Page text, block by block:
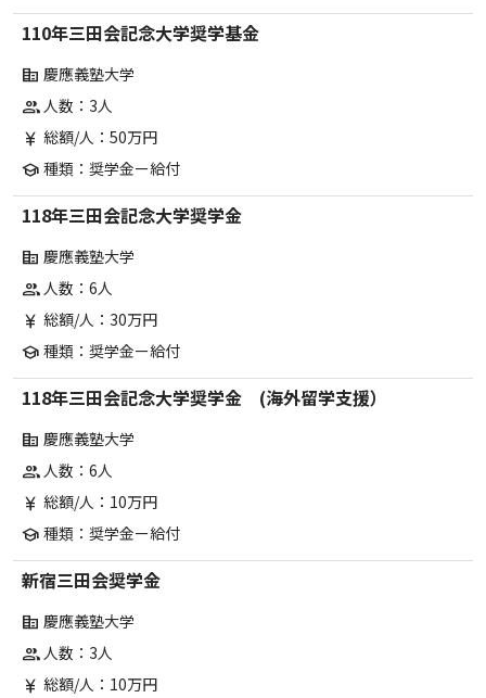
110年三田会記念大学奨学基金
corporate_fare 慶應義塾大学
group 人数：3人
currency_yen 総額/人：50万円
school 種類：奨学金ー給付
118年三田会記念大学奨学金
corporate_fare 慶應義塾大学
group 人数：6人
currency_yen 総額/人：30万円
school 種類：奨学金ー給付
118年三田会記念大学奨学金 (海外留学支援）
corporate_fare 慶應義塾大学
group 人数：6人
currency_yen 総額/人：10万円
school 種類：奨学金ー給付
新宿三田会奨学金
corporate_fare 慶應義塾大学
group 人数：3人
currency_yen 総額/人：10万円